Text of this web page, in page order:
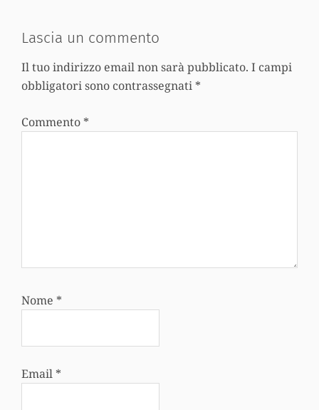
Lascia un commento
Il tuo indirizzo email non sarà pubblicato. I campi
obbligatori sono contrassegnati *
Commento *
Nome *
Email *